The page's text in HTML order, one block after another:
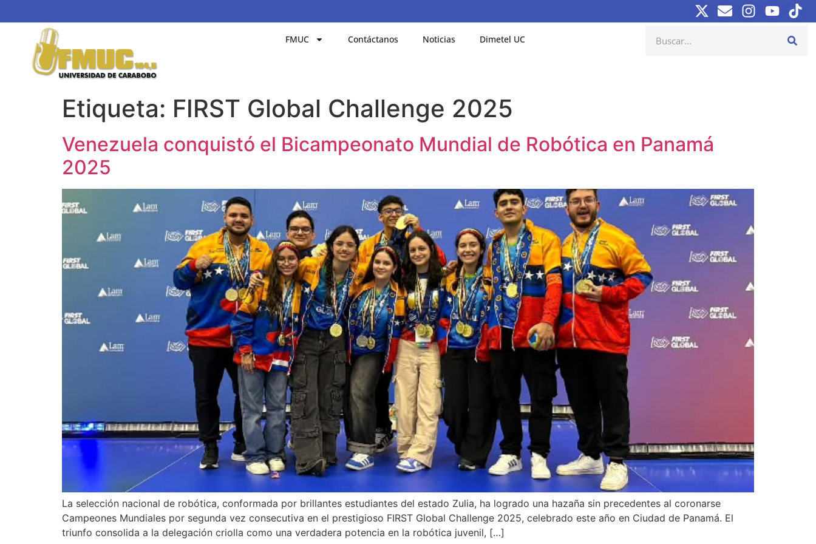
FMUC Contáctanos Noticias Dimetel UC
Etiqueta: FIRST Global Challenge 2025
Venezuela conquistó el Bicampeonato Mundial de Robótica en Panamá
2025
La selección nacional de robótica, conformada por brillantes estudiantes del estado Zulia, ha logrado una hazaña sin precedentes al coronarse
Campeones Mundiales por segunda vez consecutiva en el prestigioso FIRST Global Challenge 2025, celebrado este año en Ciudad de Panamá. El
triunfo consolida a la delegación criolla como una verdadera potencia en la robótica juvenil, […]